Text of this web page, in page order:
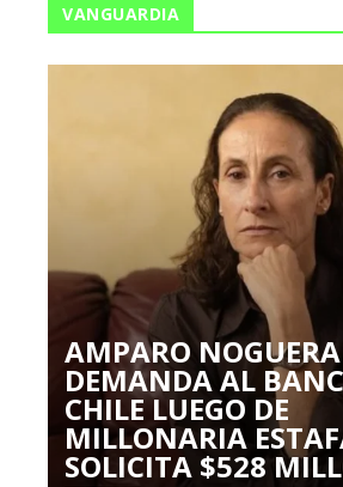
VANGUARDIA
AMPARO NOGUERA
DEMANDA AL
CHILE LUEGO DE
MILLONARIA
SOLICITA $528